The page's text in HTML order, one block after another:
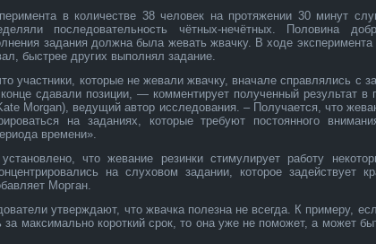
в количестве 38 человек на протяжении 30 минут
последовательность чётных-нечётных. Половина
задания должна была жевать жвачку. В ходе эксперимента
быстрее других выполнял задание.
участники, которые не жевали жвачку, вначале справлялись с
сдавали позиции, — комментирует полученный результат в
Morgan), ведущий автор исследования. – Получается, что
на заданиях, которые требуют постоянного
времени».
что жевание резинки стимулирует работу
на слуховом задании, которое задействует
Морган.
утверждают, что жвачка полезна не всегда. К примеру,
за максимально короткий срок, то она уже не поможет, а может